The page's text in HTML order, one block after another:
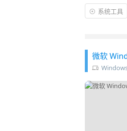
然而 微软官方
大神
系统工具
微软